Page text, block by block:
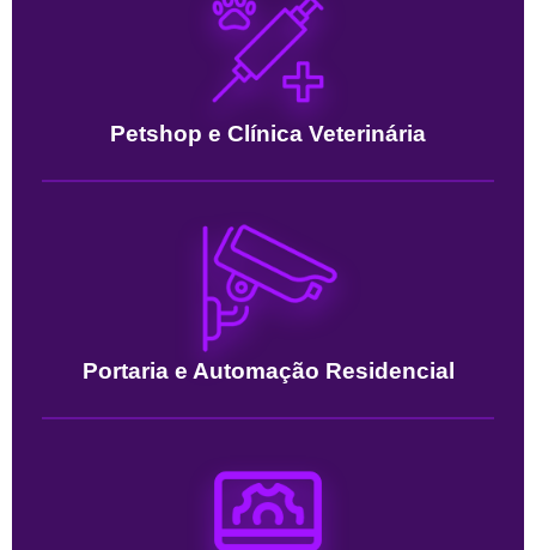
Petshop e Clínica Veterinária
Portaria e Automação Residencial